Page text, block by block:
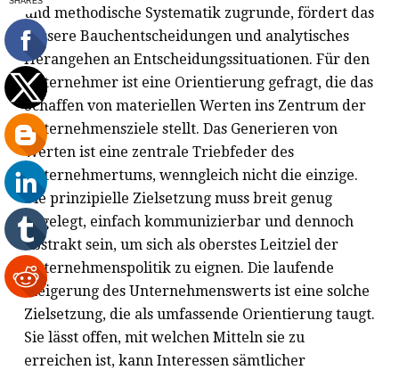
und methodische Systematik zugrunde, fördert das
bessere Bauchentscheidungen und analytisches
Herangehen an Entscheidungssituationen. Für den
Unternehmer ist eine Orientierung gefragt, die das
Schaffen von materiellen Werten ins Zentrum der
Unternehmensziele stellt. Das Generieren von
Werten ist eine zentrale Triebfeder des
Unternehmertums, wenngleich nicht die einzige.
Die prinzipielle Zielsetzung muss breit genug
angelegt, einfach kommunizierbar und dennoch
abstrakt sein, um sich als oberstes Leitziel der
Unternehmenspolitik zu eignen. Die laufende
Steigerung des Unternehmenswerts ist eine solche
Zielsetzung, die als umfassende Orientierung taugt.
Sie lässt offen, mit welchen Mitteln sie zu
erreichen ist, kann Interessen sämtlicher